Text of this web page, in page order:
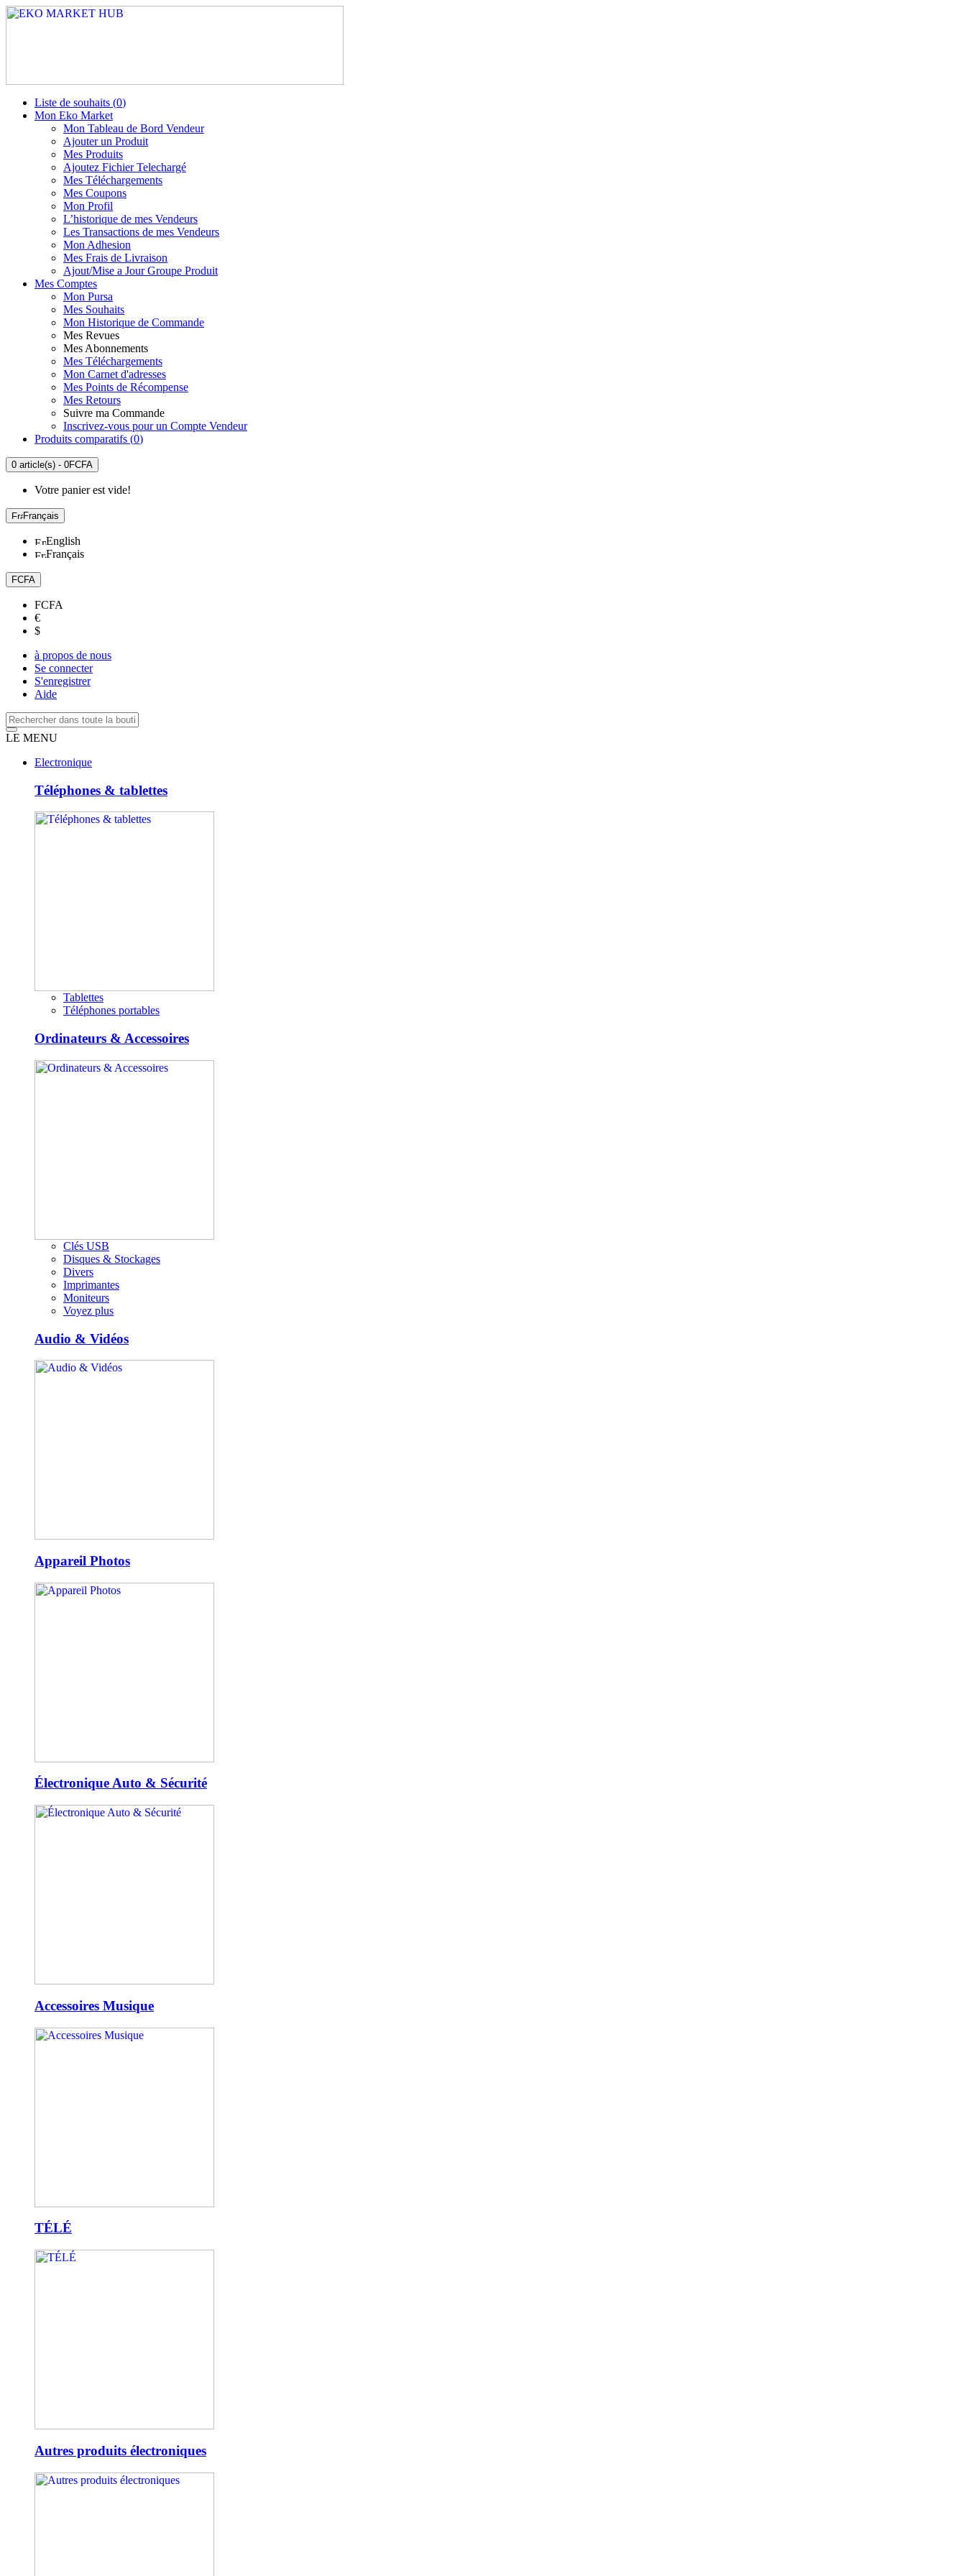
Liste de souhaits (0)
Mon Eko Market
Mon Tableau de Bord Vendeur
Ajouter un Produit
Mes Produits
Ajoutez Fichier Telechargé
Mes Téléchargements
Mes Coupons
Mon Profil
L’historique de mes Vendeurs
Les Transactions de mes Vendeurs
Mon Adhesion
Mes Frais de Livraison
Ajout/Mise a Jour Groupe Produit
Mes Comptes
Mon Pursa
Mes Souhaits
Mon Historique de Commande
Mes Revues
Mes Abonnements
Mes Téléchargements
Mon Carnet d'adresses
Mes Points de Récompense
Mes Retours
Suivre ma Commande
Inscrivez-vous pour un Compte Vendeur
Produits comparatifs (0)
0 article(s) - 0FCFA
Votre panier est vide!
Français
English
Français
FCFA
FCFA
€
$
à propos de nous
Se connecter
S'enregistrer
Aide
LE MENU
Electronique
Téléphones & tablettes
Tablettes
Téléphones portables
Ordinateurs & Accessoires
Clés USB
Disques & Stockages
Divers
Imprimantes
Moniteurs
Voyez plus
Audio & Vidéos
Appareil Photos
Électronique Auto & Sécurité
Accessoires Musique
TÉLÉ
Autres produits électroniques